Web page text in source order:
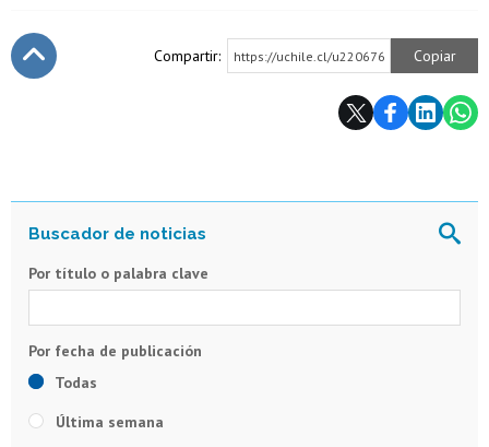
Compartir: https://uchile.cl/u220676 Copiar
Por título o palabra clave
Todas
Última semana